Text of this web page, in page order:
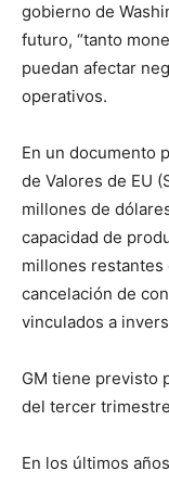
gobierno de
futuro, “tanto
puedan afectar
operativos.
En un documento
de Valores de EU
millones de
capacidad de
millones restantes
cancelación de
vinculados a
GM tiene previsto
del tercer
En los últimos